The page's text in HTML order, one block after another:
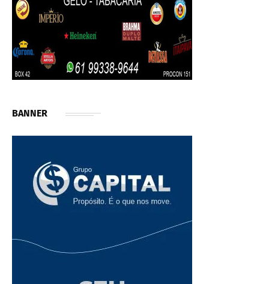
BANNER